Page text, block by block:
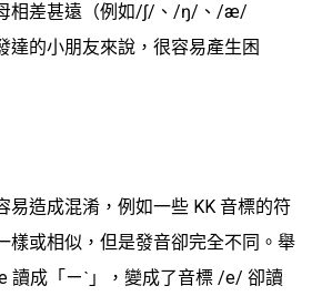
相差甚遠（例如/ʃ/、/ŋ/、/æ/
達的小朋友來說，很容易產生困
易造成混淆 ，例如一些 KK 音標的符
樣或相似，但是發音卻完全不同。舉
讀成「ㄧˋ」，變成了音標 /e/ 卻讀